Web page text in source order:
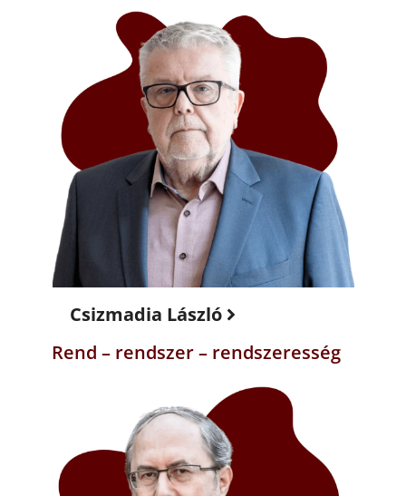
Csizmadia László
Rend – rendszer – rendszeresség